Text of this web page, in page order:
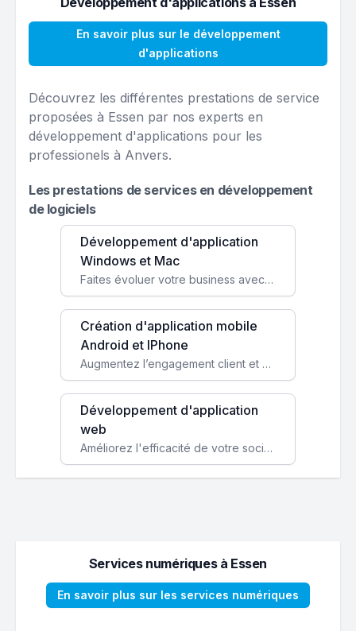
En savoir plus sur le développement
d'applications
Découvrez les différentes prestations de service
proposées à Essen par nos experts en
développement d'applications pour les
professionels à Anvers.
Les prestations de services en développement
de logiciels
Développement d'application
Windows et Mac
Faites évoluer votre business avec des solutions logicielles personnalisées, parfaitement adaptées à vos besoins spécifiques.
Création d'application mobile
Android et IPhone
Augmentez l’engagement client et simplifiez vos processus avec une application mobile sur mesure, disponible sur iOS et Android.
Développement d'application
web
Améliorez l'efficacité de votre société avec une application web personnalisée accessible partout et tout le temps.
Services numériques à Essen
En savoir plus sur les services numériques